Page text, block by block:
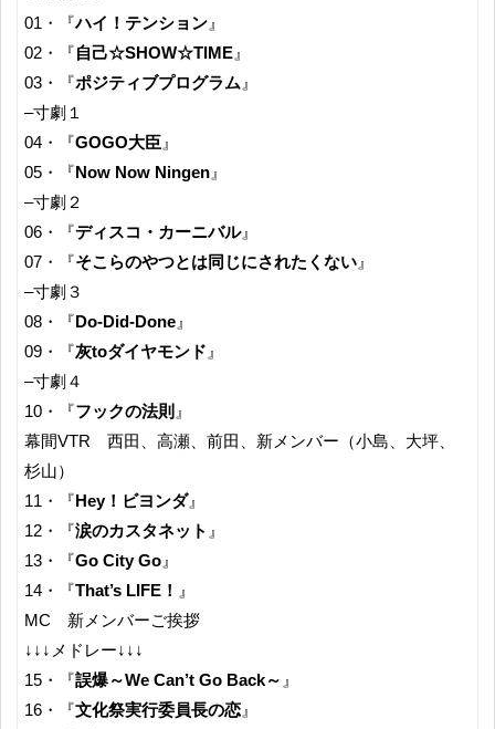
01・『ハイ！テンション 』
02・『自己☆SHOW☆TIME 』
03・『ポジティブプログラム 』
–寸劇１
04・『GOGO大臣 』
05・『Now Now Ningen 』
–寸劇２
06・『ディスコ・カーニバル』
07・『そこらのやつとは同じにされたくない 』
–寸劇３
08・『Do-Did-Done 』
09・『灰toダイヤモンド 』
–寸劇４
10・『フックの法則 』
幕間VTR 西田、高瀬、前田、新メンバー（小島、大坪、
杉山）
11・『Hey！ビヨンダ』
12・『涙のカスタネット 』
13・『Go City Go 』
14・『That’s LIFE！ 』
MC 新メンバーご挨拶
↓↓↓メドレー↓↓↓
15・『誤爆～We Can’t Go Back～ 』
16・『文化祭実行委員長の恋 』